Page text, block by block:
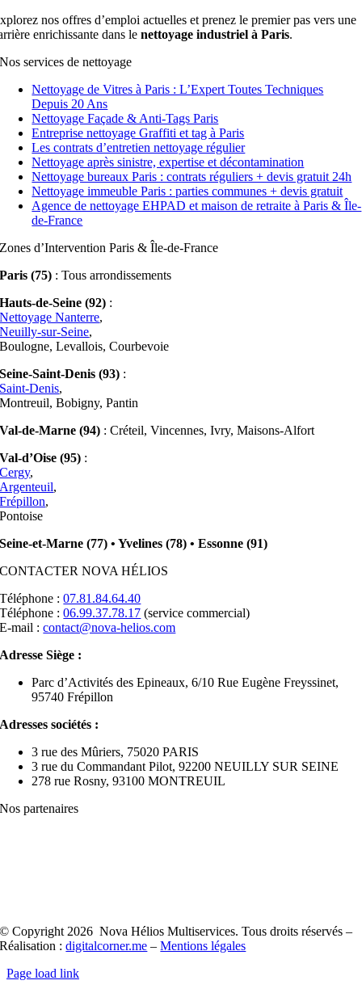
nos offres d’emploi actuelles et prenez le premier pas vers une
enrichissante dans lenettoyage industriel à Paris.
Nos services de nettoyage
Nettoyage de Vitres à Paris : L’Expert Toutes Techniques
Depuis 20 Ans
Nettoyage Façade & Anti-Tags Paris
Entreprise nettoyage Graffiti et tag à Paris
Les contrats d’entretien nettoyage régulier
Nettoyage après sinistre, expertise et décontamination
Nettoyage bureaux Paris : contrats réguliers + devis gratuit 24h
Nettoyage immeuble Paris : parties communes + devis gratuit
Agence de nettoyage EHPAD et maison de retraite à Paris & Île-
de-France
Zones d’Intervention Paris & Île-de-France
Paris (75) : Tous arrondissements
Hauts-de-Seine (92) :
Nettoyage Nanterre,
Neuilly-sur-Seine,
Boulogne, Levallois, Courbevoie
Seine-Saint-Denis (93) :
Saint-Denis,
Montreuil, Bobigny, Pantin
Val-de-Marne (94) : Créteil, Vincennes, Ivry, Maisons-Alfort
Val-d’Oise (95) :
Cergy,
Argenteuil,
Frépillon,
Pontoise
Seine-et-Marne (77) • Yvelines (78) • Essonne (91)
CONTACTER NOVA HÉLIOS
Téléphone :07.81.84.64.40
Téléphone :06.99.37.78.17 (service commercial)
E-mail :contact@nova-helios.com
Adresse Siège :
Parc d’Activités des Epineaux, 6/10 Rue Eugène Freyssinet,
95740 Frépillon
Adresses sociétés :
3 rue des Mûriers, 75020 PARIS
3 rue du Commandant Pilot, 92200 NEUILLY SUR SEINE
278 rue Rosny, 93100 MONTREUIL
Nos partenaires
© Copyright 2026 Nova Hélios Multiservices. Tous droits réservés –
Réalisation :digitalcorner.me –Mentions légales
Page load link